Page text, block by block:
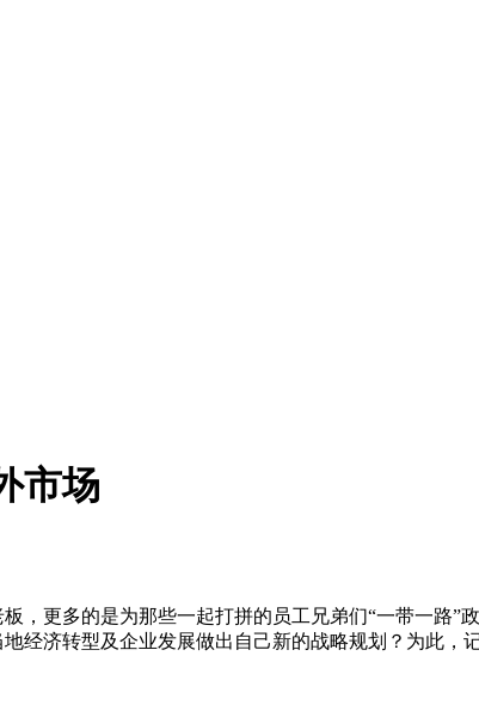
市场
，更多的是为那些一起打拼的员工兄弟们“一带一路”
济转型及企业发展做出自己新的战略规划？为此，